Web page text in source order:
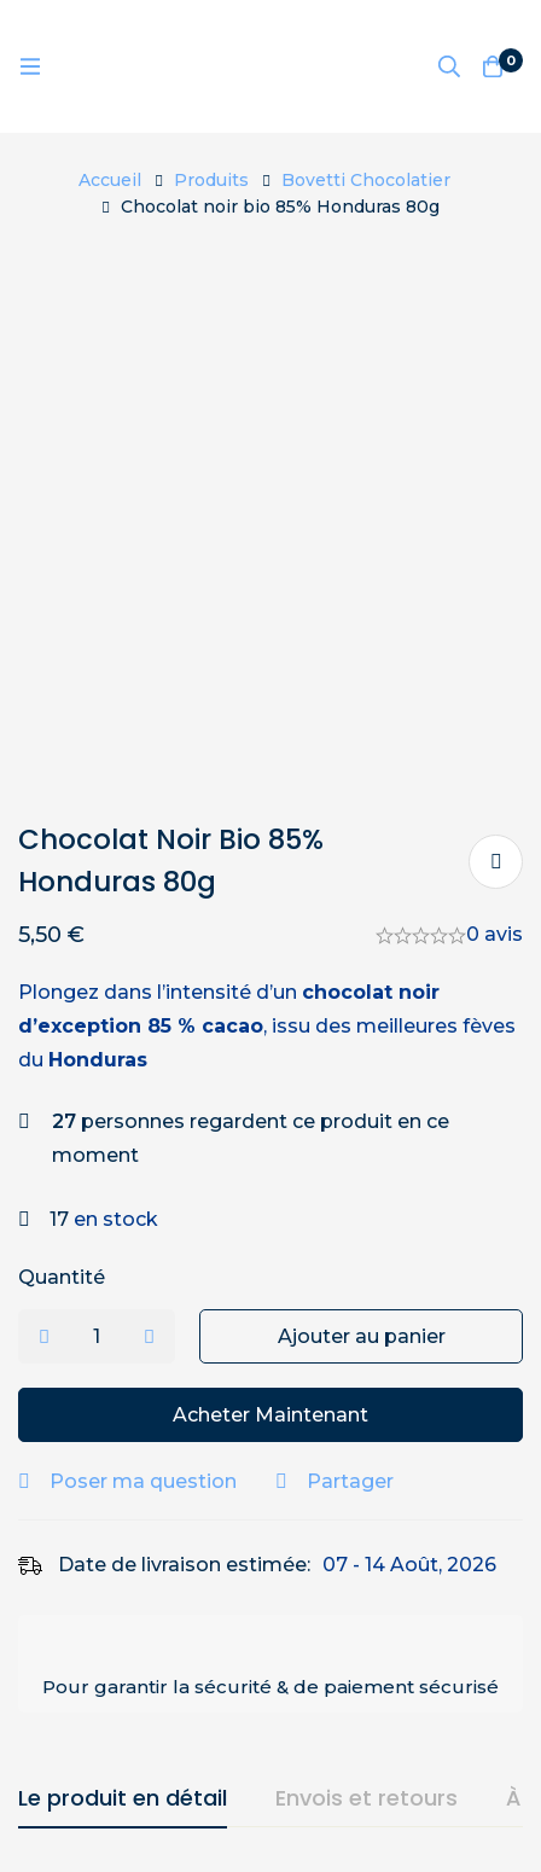
0
Accueil Produits
Bovetti Chocolatier
Chocolat noir bio 85% Honduras 80g
Chocolat Noir Bio 85%
Honduras 80g
5,50 € 0 avis
Plongez dans l’intensité d’un chocolat noir
d’exception 85 % cacao, issu des meilleures fèves
du Honduras
27 personnes regardent ce produit en ce
moment
17 en stock
Quantité
Ajouter au panier
Acheter Maintenant
Poser ma question Partager
Date de livraison estimée: 07 - 14 Août, 2026
Pour garantir la sécurité & de paiement sécurisé
Le produit en détail Envois et retours À